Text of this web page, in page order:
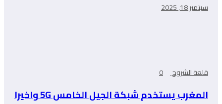
سبتمبر 18, 2025
قلعة الشروح 0
المغرب يستخدم شبكة الجيل الخامس 5G واخيرا